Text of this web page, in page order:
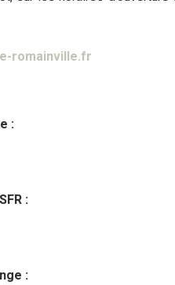
romainville.fr
:
:
: